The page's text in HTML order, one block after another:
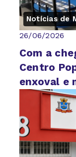
Notícias de
26/06/2026
Com a
Centro
enxoval e